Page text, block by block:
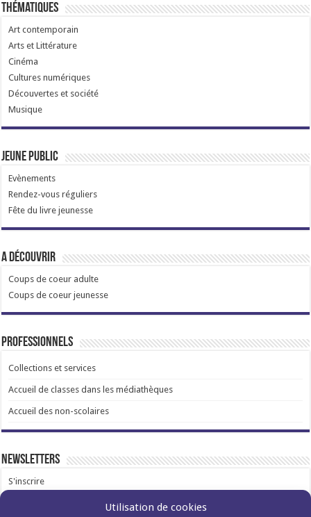
Utilisation de cookies
Thématiques
Art contemporain
Arts et Littérature
Cinéma
Cultures numériques
Découvertes et société
Musique
Jeune public
Evènements
Rendez-vous réguliers
Fête du livre jeunesse
A découvrir
Coups de coeur adulte
Coups de coeur jeunesse
Professionnels
Collections et services
Accueil de classes dans les médiathèques
Accueil des non-scolaires
Newsletters
S'inscrire